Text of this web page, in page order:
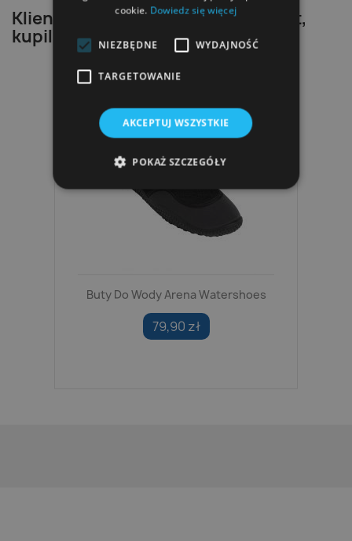
Klienci, którzy zakupili ten produkt,
kupili również:
Buty Do Wody Arena Watershoes
79,90 zł
cookie. Dowiedz się więcej
NIEZBĘDNE WYDAJNOŚĆ
TARGETOWANIE
AKCEPTUJ WSZYSTKIE
POKAŻ SZCZEGÓŁY